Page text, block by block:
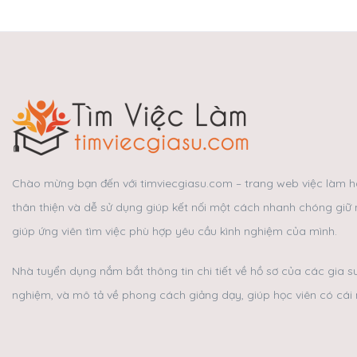
Chào mừng bạn đến với timviecgiasu.com – trang web việc làm
thân thiện và dễ sử dụng giúp kết nối một cách nhanh chóng giữ
giúp ứng viên tìm việc phù hợp yêu cầu kình nghiệm của mình.
Nhà tuyển dụng nắm bắt thông tin chi tiết về hồ sơ của các gia
nghiệm, và mô tả về phong cách giảng dạy, giúp học viên có